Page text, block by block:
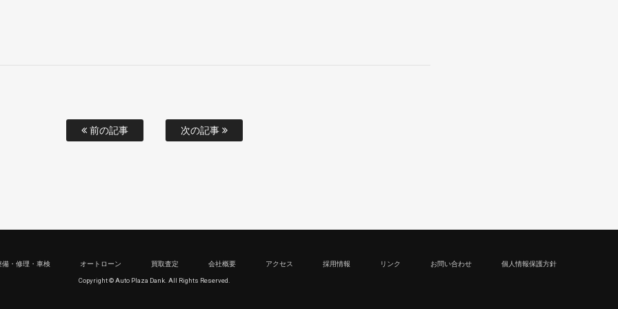
前の記事 次の記事
備・修理・車検 オートローン 買取査定 会社概要 アクセス 採用情報 リンク お問い合わせ 個人情報保護方針
Copyright © Auto Plaza Dank. All Rights Reserved.